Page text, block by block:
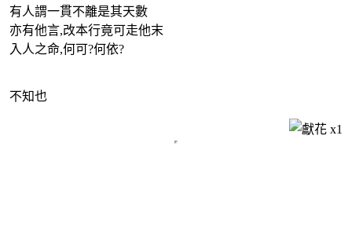
有人謂一貫不離是其天數
亦有他言,改本行竟可走他末
入人之命,何可?何依?
不知也
x1